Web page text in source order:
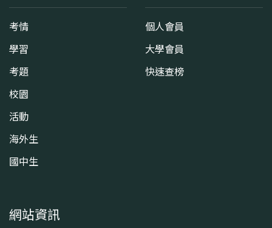
考情
學習
考題
校園
活動
海外生
國中生
個人會員
大學會員
快速查榜
網站資訊